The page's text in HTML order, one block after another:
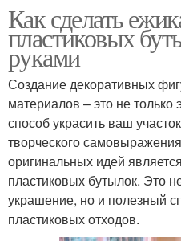
Как сделать
пластиковых
руками
Создание декоративных
материалов – это не
способ украсить ваш
творческого
оригинальных идей
пластиковых бутылок. Это
украшение, но и полезный
пластиковых отходов.